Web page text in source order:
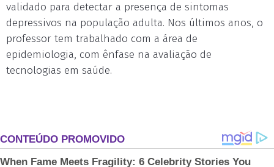
validado para detectar a presença de sintomas
depressivos na população adulta. Nos últimos anos, o
professor tem trabalhado com a área de
epidemiologia, com ênfase na avaliação de
tecnologias em saúde.